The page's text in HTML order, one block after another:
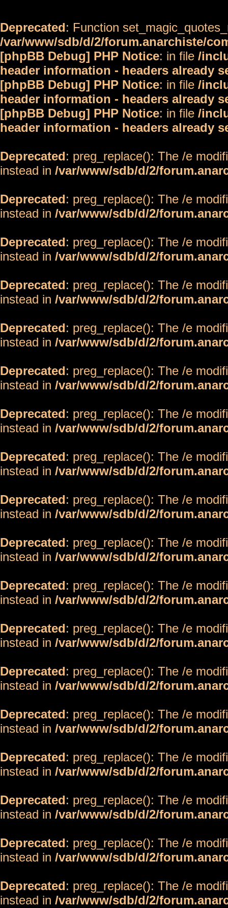
Deprecated: Function
/var/www/sdb/d/2/forum.anarchiste/
[phpBB Debug] PHP Notice: in file /
header information - headers already
[phpBB Debug] PHP Notice: in file /
header information - headers already
[phpBB Debug] PHP Notice: in file /
header information - headers already
Deprecated: preg_replace(): The /e
instead in /var/www/sdb/d/2/
Deprecated: preg_replace(): The /e
instead in /var/www/sdb/d/2/
Deprecated: preg_replace(): The /e
instead in /var/www/sdb/d/2/
Deprecated: preg_replace(): The /e
instead in /var/www/sdb/d/2/
Deprecated: preg_replace(): The /e
instead in /var/www/sdb/d/2/
Deprecated: preg_replace(): The /e
instead in /var/www/sdb/d/2/
Deprecated: preg_replace(): The /e
instead in /var/www/sdb/d/2/
Deprecated: preg_replace(): The /e
instead in /var/www/sdb/d/2/
Deprecated: preg_replace(): The /e
instead in /var/www/sdb/d/2/
Deprecated: preg_replace(): The /e
instead in /var/www/sdb/d/2/
Deprecated: preg_replace(): The /e
instead in /var/www/sdb/d/2/
Deprecated: preg_replace(): The /e
instead in /var/www/sdb/d/2/
Deprecated: preg_replace(): The /e
instead in /var/www/sdb/d/2/
Deprecated: preg_replace(): The /e
instead in /var/www/sdb/d/2/
Deprecated: preg_replace(): The /e
instead in /var/www/sdb/d/2/
Deprecated: preg_replace(): The /e
instead in /var/www/sdb/d/2/
Deprecated: preg_replace(): The /e
instead in /var/www/sdb/d/2/
Deprecated: preg_replace(): The /e
instead in /var/www/sdb/d/2/